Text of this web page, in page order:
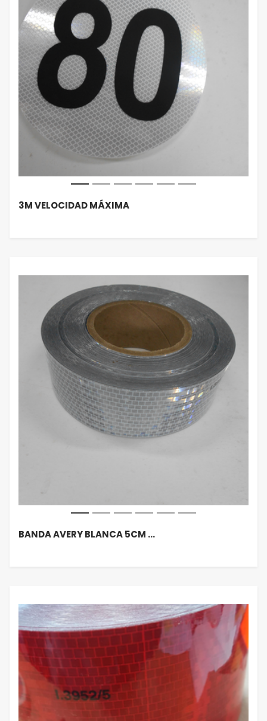
3M VELOCIDAD MÁXIMA
BANDA AVERY BLANCA 5CM …